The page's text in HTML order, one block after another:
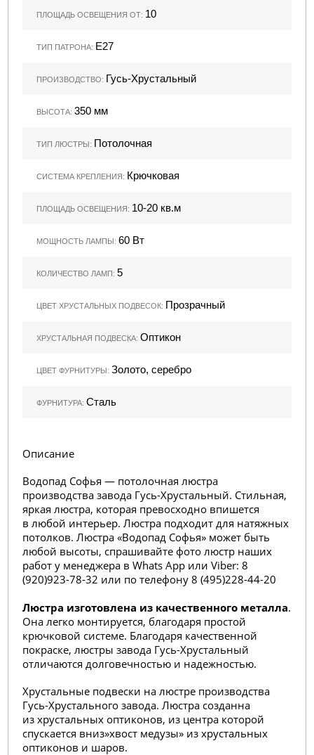
ПЛОЩАДЬ ОСВЕЩЕНИЯ ОТ: 10
ТИП ПАТРОНА: Е27
ПРОИЗВОДСТВО: Гусь-Хрустальный
ВЫСОТА:350 мм
ТИП ЛЮСТРЫ: Потолочная
СИСТЕМА КРЕПЛЕНИЯ: Крючковая
ПЛОЩАДЬ ОСВЕЩЕНИЯ: 10-20 кв.м
МОЩНОСТЬ ЛАМПЫ:60 Вт
КОЛИЧЕСТВО ЛАМП:5
ЦВЕТ ХРУСТАЛЬНЫХ ПОДВЕСОК: Прозрачный
ХРУСТАЛЬНАЯ ПОДВЕСКА:Оптикон
ЦВЕТ ФУРНИТУРЫ:Золото, серебро
ФУРНИТУРА:Сталь
Описание
Водопад Софья — потолочная люстра
производства завода Гусь-Хрустальный. Стильная,
яркая люстра, которая превосходно впишется
в любой интерьер. Люстра подходит для натяжных
потолков. Люстра «Водопад Софья» может быть
любой высоты, спрашивайте фото люстр наших
работ у менеджера в Whats App или Viber: 8
(920)923-78-32 или по телефону 8 (495)228-44-20
Люстра изготовлена из качественного металла.
Она легко монтируется, благодаря простой
крючковой системе. Благодаря качественной
покраске, люстры завода Гусь-Хрустальный
отличаются долговечностью и надежностью.
Хрустальные подвески на люстре производства
Гусь-Хрустального завода. Люстра созданна
из хрустальных оптиконов, из центра которой
спускается вниз»хвост медузы» из хрустальных
оптиконов и шаров.